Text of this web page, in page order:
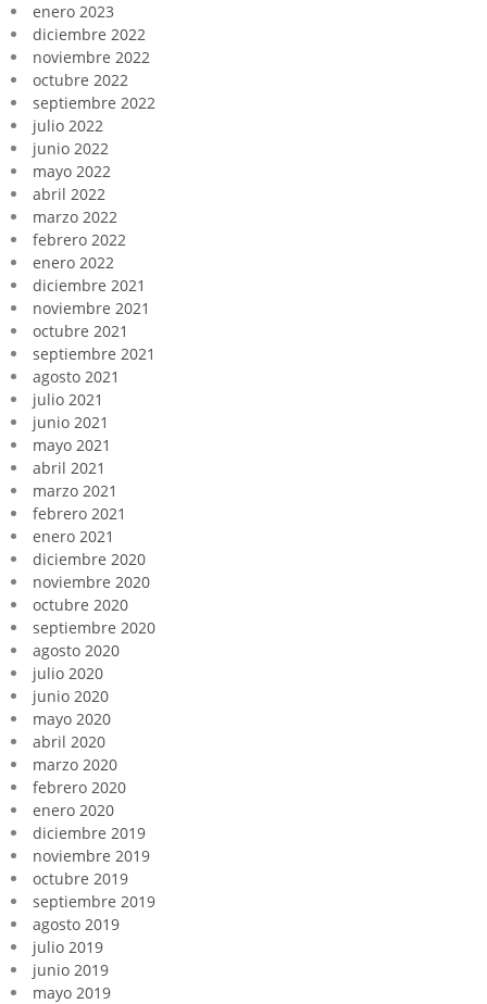
enero 2023
diciembre 2022
noviembre 2022
octubre 2022
septiembre 2022
julio 2022
junio 2022
mayo 2022
abril 2022
marzo 2022
febrero 2022
enero 2022
diciembre 2021
noviembre 2021
octubre 2021
septiembre 2021
agosto 2021
julio 2021
junio 2021
mayo 2021
abril 2021
marzo 2021
febrero 2021
enero 2021
diciembre 2020
noviembre 2020
octubre 2020
septiembre 2020
agosto 2020
julio 2020
junio 2020
mayo 2020
abril 2020
marzo 2020
febrero 2020
enero 2020
diciembre 2019
noviembre 2019
octubre 2019
septiembre 2019
agosto 2019
julio 2019
junio 2019
mayo 2019